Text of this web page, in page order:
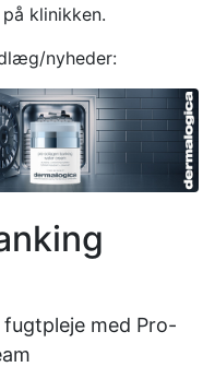
klinikken.
nyheder:
med Pro-